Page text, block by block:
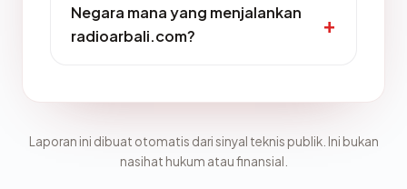
Negara mana yang menjalankan
radioarbali.com?
Laporan ini dibuat otomatis dari sinyal teknis publik. Ini bukan
nasihat hukum atau finansial.